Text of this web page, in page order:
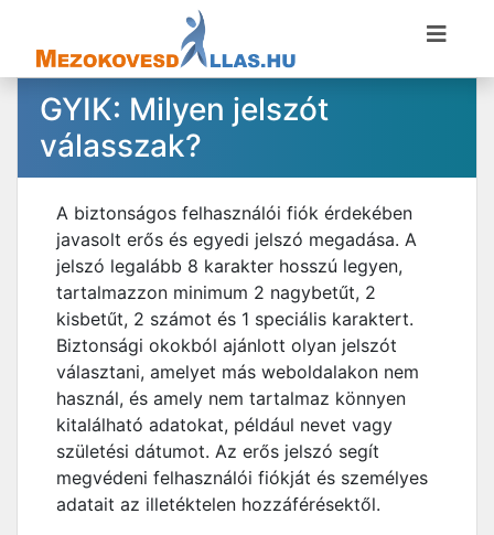
GYIK: Milyen jelszót
válasszak?
A biztonságos felhasználói fiók érdekében
javasolt erős és egyedi jelszó megadása. A
jelszó legalább 8 karakter hosszú legyen,
tartalmazzon minimum 2 nagybetűt, 2
kisbetűt, 2 számot és 1 speciális karaktert.
Biztonsági okokból ajánlott olyan jelszót
választani, amelyet más weboldalakon nem
használ, és amely nem tartalmaz könnyen
kitalálható adatokat, például nevet vagy
születési dátumot. Az erős jelszó segít
megvédeni felhasználói fiókját és személyes
adatait az illetéktelen hozzáférésektől.